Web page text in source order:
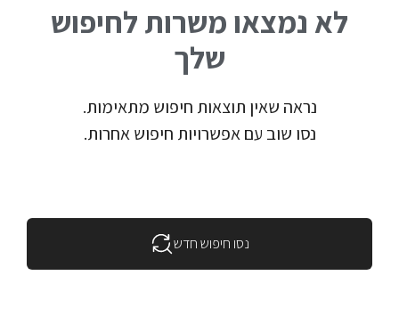
לא נמצאו משרות לחיפוש
שלך
נראה שאין תוצאות חיפוש מתאימות.
נסו שוב עם אפשרויות חיפוש אחרות.
נסו חיפוש חדש